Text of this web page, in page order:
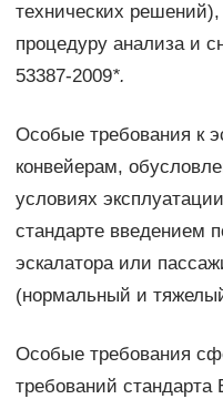
технических
процедуру анализа и
53387-2009*.
Особые требования к
конвейерам,
условиях
стандарте введением
эскалатора или
(нормальный и
Особые требования
требований стандарта